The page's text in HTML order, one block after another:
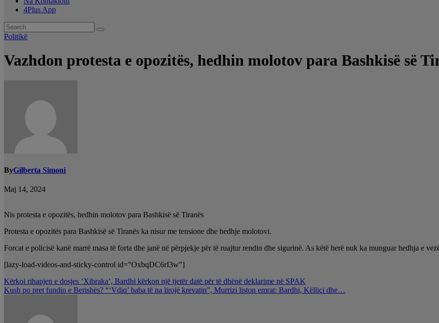
4Plus App
Politikë
Vazhdon protesta e opozitës, hedhin molotov para Bashkisë së
ByGilberta Simoni
Maj 14, 2024
Nis protesta e opozitës, hedhin molotov para Bashkisë së Tiranës
Protesta e opozitës para Bashkisë së Tiranës ka nisur me tensione dhe hedhje molotovi.
Forcat e policisë kanë marrë masa të forta dhe janë në përpjekje për të ruajtur rendin dhe sigurinë. As këtë herë nuk ka munguar hedhja e
[lazy-load-videos-and-sticky-control id=”OxbqDC6rI3w”]
Lëvizje
te
Kërkoi rihapjen e dosjes ‘Xibraka’, Bardhi kërkon një tjetër datë për të dhënë deklarime në SPAK
Kush po pret fundin e Berishës? “‘Vdiq’ baba të na lirojë krevatin”, Murrizi liston emrat: Bardhi, Këlliçi dhe…